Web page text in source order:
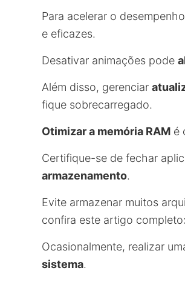
Para acelerar o
e eficazes.
Desativar animações pode
Além disso, gerenciar
fique sobrecarregado.
Otimizar a memória RAM é
Certifique-se de fechar
armazenamento.
Evite armazenar muitos
confira este artigo completo:
Ocasionalmente, realizar
sistema.